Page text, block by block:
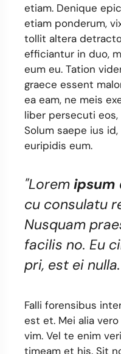
etiam. Denique
etiam ponderum,
tollit altera
efficiantur in duo,
eum eu. Tation
graece essent
ea eam, ne meis
liber persecuti
Solum saepe ius
euripidis eum.
"Loremipsum
cu consulatu
Nusquam
facilis no. Eu
pri, est ei
Falli forensibus
est et. Mei alia
vim. Vel te enim
timeam et his. Sit